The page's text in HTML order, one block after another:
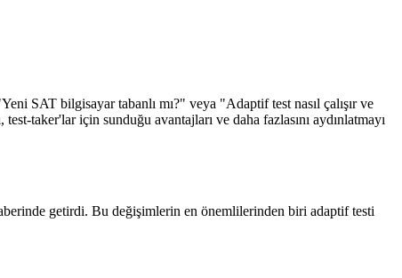
SAT bilgisayar tabanlı mı?" veya "Adaptif test nasıl çalışır ve
taker'lar için sunduğu avantajları ve daha fazlasını aydınlatmayı
getirdi. Bu değişimlerin en önemlilerinden biri adaptif testi